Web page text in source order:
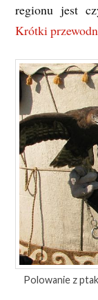
regionu jest
Krótki
Polowanie z